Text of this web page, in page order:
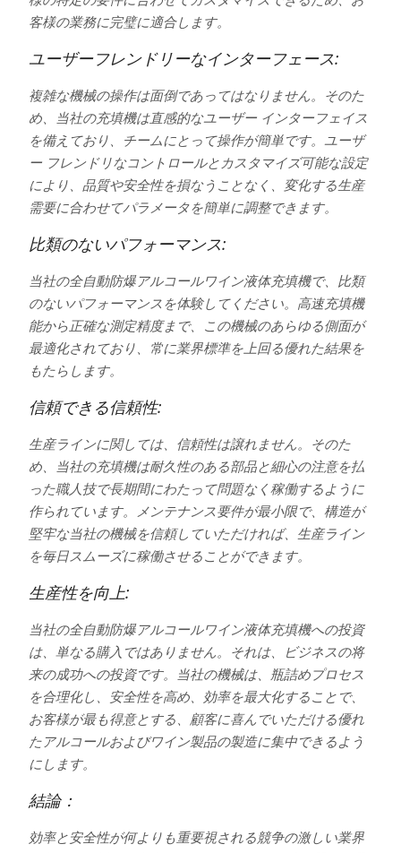
客様の業務に完璧に適合します。
ユーザーフレンドリーなインターフェース:
複雑な機械の操作は面倒であってはなりません。そのた
め、当社の充填機は直感的なユーザー インターフェイス
を備えており、チームにとって操作が簡単です。ユーザ
ー フレンドリなコントロールとカスタマイズ可能な設定
により、品質や安全性を損なうことなく、変化する生産
需要に合わせてパラメータを簡単に調整できます。
比類のないパフォーマンス:
当社の全自動防爆アルコールワイン液体充填機で、比類
のないパフォーマンスを体験してください。高速充填機
能から正確な測定精度まで、この機械のあらゆる側面が
最適化されており、常に業界標準を上回る優れた結果を
もたらします。
信頼できる信頼性:
生産ラインに関しては、信頼性は譲れません。そのた
め、当社の充填機は耐久性のある部品と細心の注意を払
った職人技で長期間にわたって問題なく稼働するように
作られています。メンテナンス要件が最小限で、構造が
堅牢な当社の機械を信頼していただければ、生産ライン
を毎日スムーズに稼働させることができます。
生産性を向上:
当社の全自動防爆アルコールワイン液体充填機への投資
は、単なる購入ではありません。それは、ビジネスの将
来の成功への投資です。当社の機械は、瓶詰めプロセス
を合理化し、安全性を高め、効率を最大化することで、
お客様が最も得意とする、顧客に喜んでいただける優れ
たアルコールおよびワイン製品の製造に集中できるよう
にします。
結論：
効率と安全性が何よりも重要視される競争の激しい業界